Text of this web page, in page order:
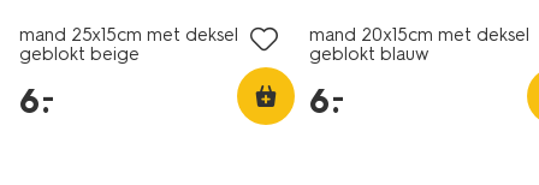
mand 25x15cm met deksel
geblokt beige
6.
–
mand 20x15cm met deksel
geblokt blauw
6.
–